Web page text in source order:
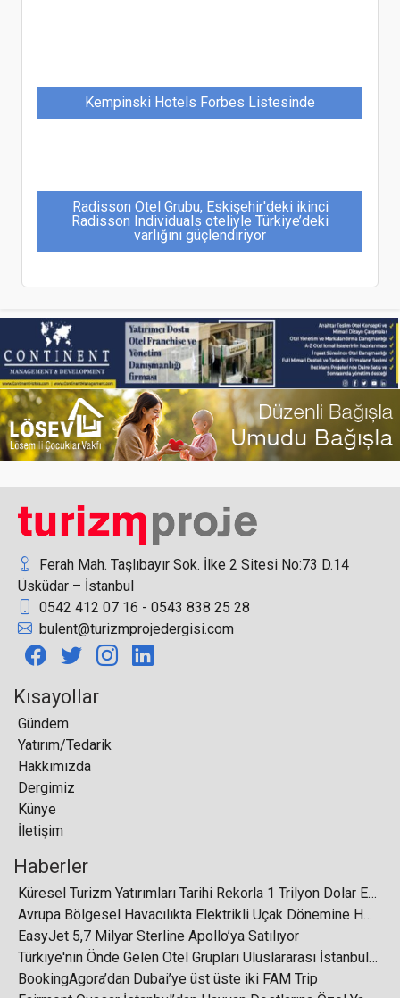
Kempinski Hotels Forbes Listesinde
Radisson Otel Grubu, Eskişehir'deki ikinci
Radisson Individuals oteliyle Türkiye’deki
varlığını güçlendiriyor
Ethno Belek Otel, Doğu İklimlendirme’nin Yenilikçi
Çözümleriyle Fark Yaratıyor
Form Endüstri Ürünleri, Dunham-Bush Türkiye
temsilciğinde 50. yılını geride bırakıyor
Dorak Holding’in Gündeminde Sağlık Turizmi ve
Halka Arz Var
Emirates, genç yolcuları için yeni bir dinlenme
Yapay zeka ile turizmde yeni dönem:
Kişiselleştirilmiş deneyimler, akıllı işletmeler
Ferah Mah. Taşlıbayır Sok. İlke 2 Sitesi No:73 D.14
Üsküdar – İstanbul
0542 412 07 16 - 0543 838 25 28
bulent@turizmprojedergisi.com
Kısayollar
Gündem
Yatırım/Tedarik
Hakkımızda
Dergimiz
Künye
İletişim
Haberler
Küresel Turizm Yatırımları Tarihi Rekorla 1 Trilyon Dolar Eşiğini Aştı
Avrupa Bölgesel Havacılıkta Elektrikli Uçak Dönemine Hazırlanıyor
EasyJet 5,7 Milyar Sterline Apollo’ya Satılıyor
Türkiye'nin Önde Gelen Otel Grupları Uluslararası İstanbul Turizm Fuarı'nda Buluşuyor
BookingAgora’dan Dubai’ye üst üste iki FAM Trip